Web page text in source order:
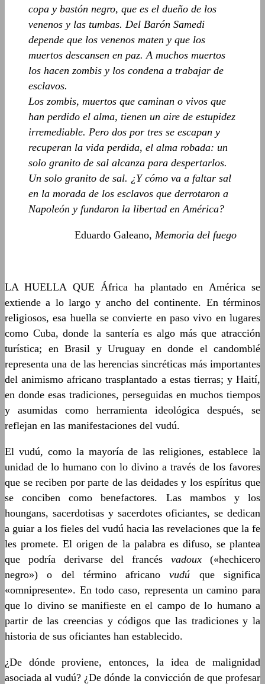
copa y bastón negro, que es el dueño de los
venenos y las tumbas. Del Barón Samedi
depende que los venenos maten y que los
muertos descansen en paz. A muchos muertos
los hacen zombis y los condena a trabajar de
esclavos.
Los zombis, muertos que caminan o vivos que
han perdido el alma, tienen un aire de estupidez
irremediable. Pero dos por tres se escapan y
recuperan la vida perdida, el alma robada: un
solo granito de sal alcanza para despertarlos.
Un solo granito de sal. ¿Y cómo va a faltar sal
en la morada de los esclavos que derrotaron a
Napoleón y fundaron la libertad en América?
Eduardo Galeano, Memoria del fuego
LA HUELLA QUE África ha plantado en América se
extiende a lo largo y ancho del continente. En términos
religiosos, esa huella se convierte en paso vivo en lugares
como Cuba, donde la santería es algo más que atracción
turística; en Brasil y Uruguay en donde el candomblé
representa una de las herencias sincréticas más importantes
del animismo africano trasplantado a estas tierras; y Haití,
en donde esas tradiciones, perseguidas en muchos tiempos
y asumidas como herramienta ideológica después, se
reflejan en las manifestaciones del vudú.
El vudú, como la mayoría de las religiones, establece la
unidad de lo humano con lo divino a través de los favores
que se reciben por parte de las deidades y los espíritus que
se conciben como benefactores. Las mambos y los
houngans, sacerdotisas y sacerdotes oficiantes, se dedican
a guiar a los fieles del vudú hacia las revelaciones que la fe
les promete. El origen de la palabra es difuso, se plantea
que podría derivarse del francésvadoux(«hechicero
negro») o del término africanovudú que significa
«omnipresente». En todo caso, representa un camino para
que lo divino se manifieste en el campo de lo humano a
partir de las creencias y códigos que las tradiciones y la
historia de sus oficiantes han establecido.
¿De dónde proviene, entonces, la idea de malignidad
asociada al vudú? ¿De dónde la convicción de que profesar